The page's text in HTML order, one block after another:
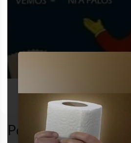
amor
Popular en LVI